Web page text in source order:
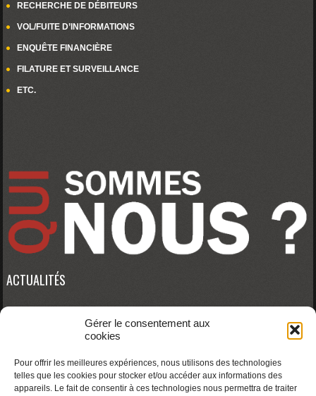
Gérer le consentement aux
cookies
Pour offrir les meilleures expériences, nous utilisons des technologies
telles que les cookies pour stocker et/ou accéder aux informations des
appareils. Le fait de consentir à ces technologies nous permettra de traiter
RECHERCHE DE DÉBITEURS
VOL/FUITE D’INFORMATIONS
ENQUÊTE FINANCIÈRE
FILATURE ET SURVEILLANCE
ETC.
ACTUALITÉS
WP HTTP Error: cURL error 28: Connection timed out after 10000